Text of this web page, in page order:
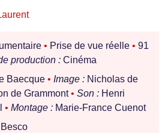
• Prise de vue réelle • 91
production : Cinéma
Baecque • Image : Nicholas de
de Grammont• Son : Henri
• Montage : Marie-France Cuenot